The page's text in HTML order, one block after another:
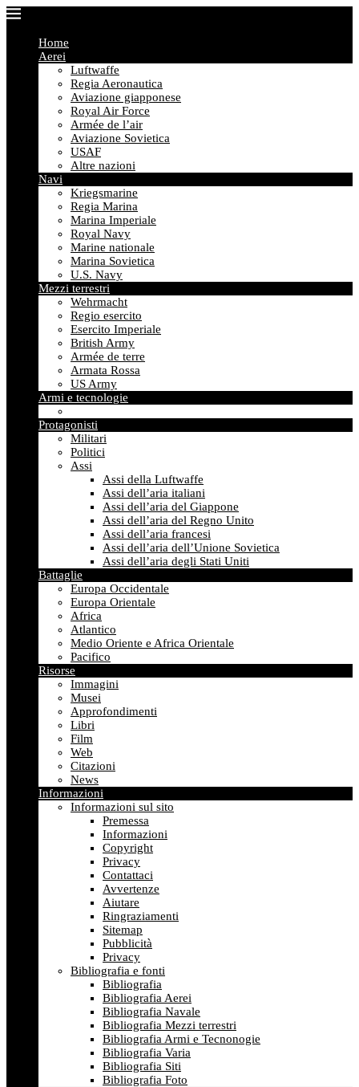
Home
Aerei
Luftwaffe
Regia Aeronautica
Aviazione giapponese
Royal Air Force
Armée de l’air
Aviazione Sovietica
USAF
Altre nazioni
Navi
Kriegsmarine
Regia Marina
Marina Imperiale
Royal Navy
Marine nationale
Marina Sovietica
U.S. Navy
Mezzi terrestri
Wehrmacht
Regio esercito
Esercito Imperiale
British Army
Armée de terre
Armata Rossa
US Army
Armi e tecnologie
Protagonisti
Militari
Politici
Assi
Assi della Luftwaffe
Assi dell’aria italiani
Assi dell’aria del Giappone
Assi dell’aria del Regno Unito
Assi dell’aria francesi
Assi dell’aria dell’Unione Sovietica
Assi dell’aria degli Stati Uniti
Battaglie
Europa Occidentale
Europa Orientale
Africa
Atlantico
Medio Oriente e Africa Orientale
Pacifico
Risorse
Immagini
Musei
Approfondimenti
Libri
Film
Web
Citazioni
News
Informazioni
Informazioni sul sito
Premessa
Informazioni
Copyright
Privacy
Contattaci
Avvertenze
Aiutare
Ringraziamenti
Sitemap
Pubblicità
Privacy
Bibliografia e fonti
Bibliografia
Bibliografia Aerei
Bibliografia Navale
Bibliografia Mezzi terrestri
Bibliografia Armi e Tecnonogie
Bibliografia Varia
Bibliografia Siti
Bibliografia Foto